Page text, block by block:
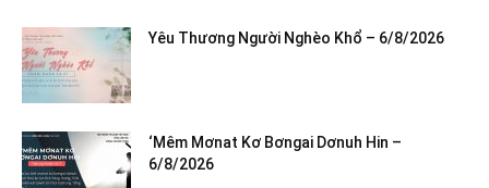
Yêu Thương Người Nghèo Khổ – 6/8/2026
‘Mêm Mơnat Kơ Bơngai Dơnuh Hin –
6/8/2026